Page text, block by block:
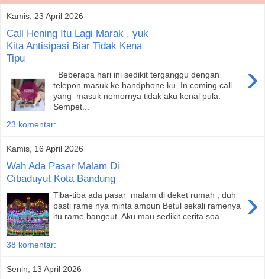
Kamis, 23 April 2026
Call Hening Itu Lagi Marak , yuk
Kita Antisipasi Biar Tidak Kena
Tipu
›
Beberapa hari ini sedikit terganggu dengan
telepon masuk ke handphone ku. In coming call
yang masuk nomornya tidak aku kenal pula.
Sempet...
23 komentar:
Kamis, 16 April 2026
Wah Ada Pasar Malam Di
Cibaduyut Kota Bandung
›
Tiba-tiba ada pasar malam di deket rumah , duh
pasti rame nya minta ampun Betul sekali ramenya
itu rame bangeut. Aku mau sedikit cerita soa...
38 komentar:
Senin, 13 April 2026